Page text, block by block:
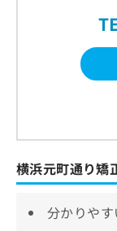
横浜元町通り矯
分かりや